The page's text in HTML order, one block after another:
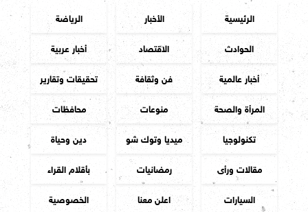
الرئيسية الأخبار
الرياضة
الحوادث
الاقتصاد
أخبار عربية
أخبار عالمية
فن وثقافة
تحقيقات وتقارير
المرأة والصحة
منوعات
محافظات
تكنولوجيا
ميديا وتوك شو
دين وحياة
مقالات ورأى
رمضانيات
بأقلام القراء
السيارات
اعلن معنا الخصوصية